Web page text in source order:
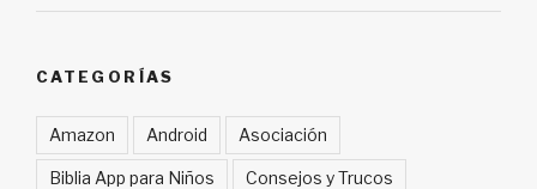
CATEGORÍAS
Amazon Android Asociación
Biblia App para Niños Consejos y Trucos